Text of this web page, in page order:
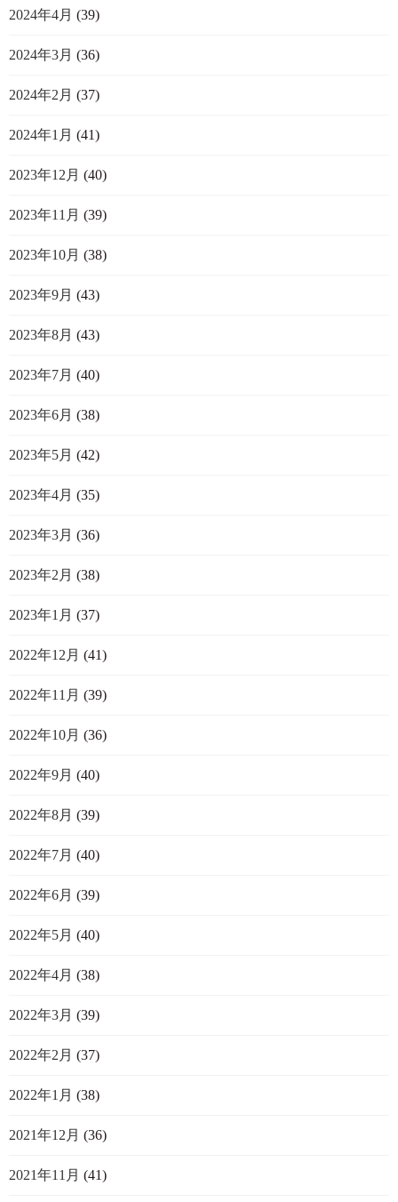
2024年4月 (39)
2024年3月 (36)
2024年2月 (37)
2024年1月 (41)
2023年12月 (40)
2023年11月 (39)
2023年10月 (38)
2023年9月 (43)
2023年8月 (43)
2023年7月 (40)
2023年6月 (38)
2023年5月 (42)
2023年4月 (35)
2023年3月 (36)
2023年2月 (38)
2023年1月 (37)
2022年12月 (41)
2022年11月 (39)
2022年10月 (36)
2022年9月 (40)
2022年8月 (39)
2022年7月 (40)
2022年6月 (39)
2022年5月 (40)
2022年4月 (38)
2022年3月 (39)
2022年2月 (37)
2022年1月 (38)
2021年12月 (36)
2021年11月 (41)